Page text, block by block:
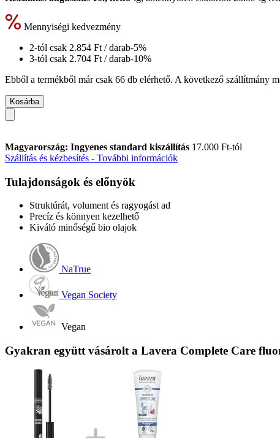
Mennyiségi kedvezmény
2-tól csak 2.854 Ft / darab-5%
3-tól csak 2.704 Ft / darab-10%
Ebből a termékből már csak 66 db elérhető. A következő szállítmány
Kosárba
Magyarország: Ingyenes standard kiszállítás 17.000 Ft-tól
Szállítás és kézbesítés - További információk
Tulajdonságok és előnyök
Struktúrát, volument és ragyogást ad
Precíz és könnyen kezelhető
Kiváló minőségű bio olajok
NaTrue
Vegan Society
Vegan
Gyakran együtt vásárolt a Lavera Complete Care